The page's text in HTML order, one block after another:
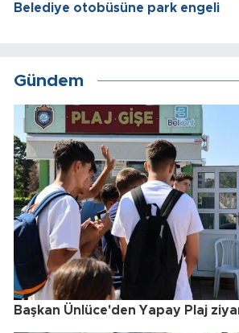
Belediye otobüsüne park engeli
Gündem
Başkan Ünlüce'den Yapay Plaj